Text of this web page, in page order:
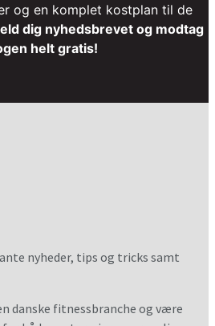
og en komplet kostplan til de
dig nyhedsbrevet og modtag
helt gratis!
nyheder, tips og tricks samt
danske fitnessbranche og være